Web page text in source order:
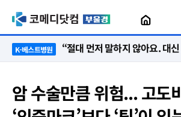
K-베스트병원
암 수술만큼 위험... 고도